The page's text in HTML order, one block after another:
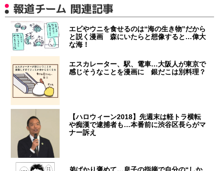
報道チーム 関連記事
エビやウニを食せるのは“海の生き物”だから
と説く漫画 森にいたらと想像すると…偉大
な海！
エスカレーター、駅、電車…大阪人が東京で
感じそうなことを漫画に 銀だこは別料理？
【ハロウィーン2018】先週末は軽トラ横転
や痴漢で逮捕者も…本番前に渋谷区長らがマ
ナー訴え